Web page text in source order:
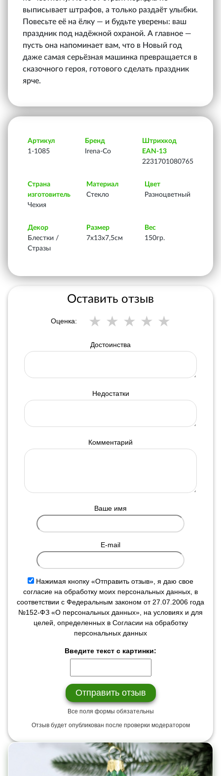
выписывает штрафов, а только раздаёт улыбки.
Повесьте её на ёлку — и будьте уверены: ваш
праздник под надёжной охраной. А главное —
пусть она напоминает вам, что в Новый год
даже самая серьёзная машинка превращается в
сказочного героя, готового сделать праздник
ярче.
Артикул
1-1085
Бренд
Irena-Co
Штрихкод
EAN-13
2231701080765
Страна
изготовитель
Чехия
Материал
Стекло
Цвет
Разноцветный
Декор
Блестки /
Стразы
Размер
7х13х7,5см
Вес
150гр.
Оставить отзыв
Оценка:
Достоинства
Недостатки
Комментарий
Ваше имя
E-mail
Нажимая кнопку «Отправить отзыв», я даю свое
согласие на обработку моих персональных данных, в
соответствии с Федеральным законом от 27.07.2006 года
№152-ФЗ «О персональных данных», на условиях и для
целей, определенных в Согласии на обработку
персональных данных
Введите текст с картинки:
Все поля формы обязательны
Отзыв будет опубликован после проверки модератором